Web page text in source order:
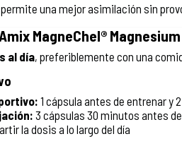
una mejor asimilación sin
MagneChel® Magnesium
al día, preferiblemente con una
1 cápsula antes de entrenar y
3 cápsulas 30 minutos antes
la dosis a lo largo del día